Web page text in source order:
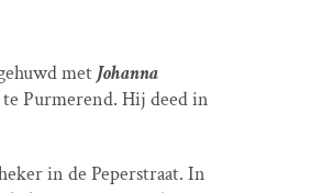
metJohanna
Purmerend. Hij deed in
in de Peperstraat. In